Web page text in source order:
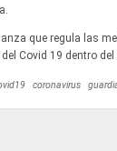
que regula las
Covid 19 dentro
coronavirus